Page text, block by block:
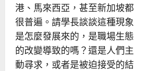
港、馬來西亞，甚至新加坡都
很普遍。請學長談談這種現象
是怎麼發展來的，是職場生態
的改變導致的嗎？還是人們主
動尋求，或者是被迫接受的結